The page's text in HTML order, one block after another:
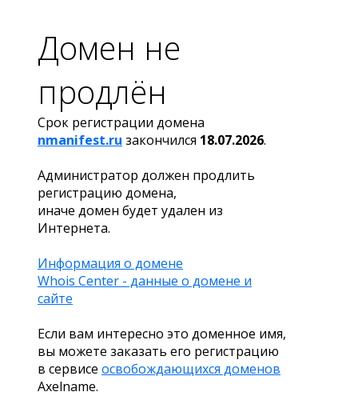
Домен не
продлён
Срок регистрации домена
nmanifest.ru закончился 18.07.2026.
Администратор должен продлить
регистрацию домена,
иначе домен будет удален из
Интернета.
Информация о домене
Whois Center - данные о домене и
сайте
Если вам интересно это доменное имя,
вы можете заказать его регистрацию
в сервисе освобождающихся доменов
Axelname.